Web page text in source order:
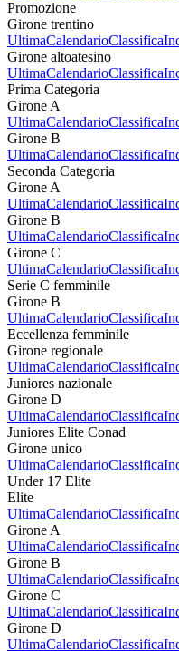
Promozione
Girone trentino
UltimaCalendarioClassifica
Girone altoatesino
UltimaCalendarioClassifica
Prima Categoria
Girone A
UltimaCalendarioClassifica
Girone B
UltimaCalendarioClassifica
Seconda Categoria
Girone A
UltimaCalendarioClassifica
Girone B
UltimaCalendarioClassifica
Girone C
UltimaCalendarioClassifica
Serie C femminile
Girone B
UltimaCalendarioClassifica
Eccellenza femminile
Girone regionale
UltimaCalendarioClassifica
Juniores nazionale
Girone D
UltimaCalendarioClassifica
Juniores Elite Conad
Girone unico
UltimaCalendarioClassifica
Under 17 Elite
Elite
UltimaCalendarioClassifica
Girone A
UltimaCalendarioClassifica
Girone B
UltimaCalendarioClassifica
Girone C
UltimaCalendarioClassifica
Girone D
UltimaCalendarioClassifica